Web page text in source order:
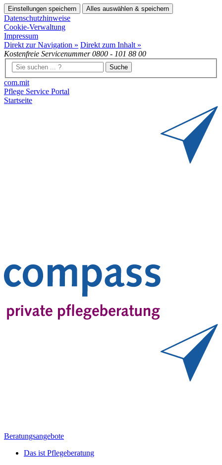
Einstellungen speichern Alles auswählen & speichern
Datenschutzhinweise
Cookie-Verwaltung
Impressum
Direkt zur Navigation » Direkt zum Inhalt »
Kostenfreie Servicenummer0800 - 101 88 00
Suche
com.mit
Pflege Service Portal
Startseite
Beratungsangebote
Das ist Pflegeberatung